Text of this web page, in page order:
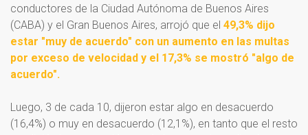
conductores de la Ciudad Autónoma de Buenos Aires
(CABA) y el Gran Buenos Aires, arrojó que el 49,3% dijo
estar "muy de acuerdo" con un aumento en las multas
por exceso de velocidad y el 17,3% se mostró "algo de
acuerdo".
Luego, 3 de cada 10, dijeron estar algo en desacuerdo
(16,4%) o muy en desacuerdo (12,1%), en tanto que el resto